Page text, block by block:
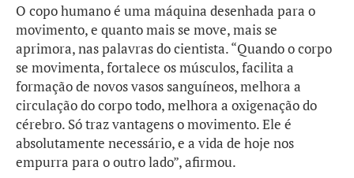
O copo humano é uma máquina desenhada para o
movimento, e quanto mais se move, mais se
aprimora, nas palavras do cientista. “Quando o corpo
se movimenta, fortalece os músculos, facilita a
formação de novos vasos sanguíneos, melhora a
circulação do corpo todo, melhora a oxigenação do
cérebro. Só traz vantagens o movimento. Ele é
absolutamente necessário, e a vida de hoje nos
empurra para o outro lado”, afirmou.